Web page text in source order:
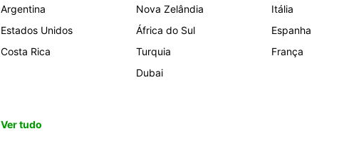
Argentina
Estados Unidos
Costa Rica
Nova Zelândia
África do Sul
Turquia
Dubai
Itália
Espanha
França
Ver tudo